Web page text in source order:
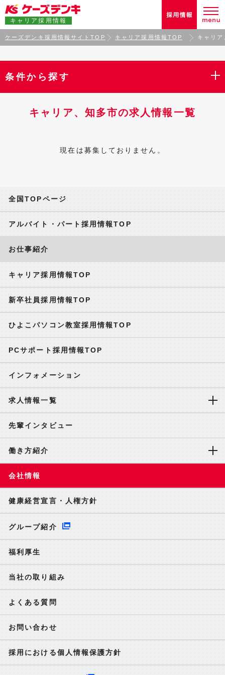
キャリア採用情報
ケーズデンキ採用情報サイトTOP キャリア採用情報TOP キャリ
条件から探す
キャリア、知多市の求人情報一覧
現在は募集しておりません。
全国TOPページ
アルバイト・パート採用情報TOP
お仕事紹介
キャリア採用情報TOP
新卒社員採用情報TOP
ひよこパソコン教室採用情報TOP
PCサポート採用情報TOP
インフォメーション
求人情報一覧
先輩インタビュー
働き方紹介
会社情報
健康経営宣言・人権方針
グループ紹介
福利厚生
当社の取り組み
よくある質問
お問い合わせ
採用における個人情報保護方針